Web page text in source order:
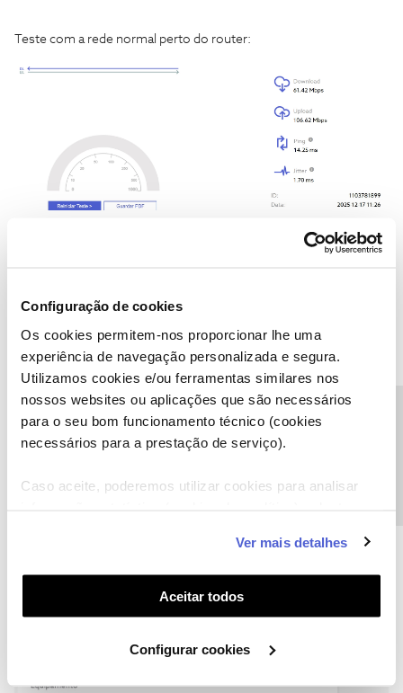
Configuração de cookies
Os cookies permitem-nos proporcionar lhe uma
experiência de navegação personalizada e segura.
Utilizamos cookies e/ou ferramentas similares nos
nossos websites ou aplicações que são necessários
para o seu bom funcionamento técnico (cookies
necessários para a prestação de serviço).
Caso aceite, poderemos utilizar cookies para analisar
funcionalidades (cookies de personalização e
funcionalidade) e adaptar anúncios aos seus interesses
(cookies de publicidade personalizada). Pode gerir a
utilização dos cookies clicando em "Configurar
Ver mais detalhes
Aceitar todos
Configurar cookies
Teste com a rede normal perto do router:
Aproveito e deixo aqui informações adicionais: